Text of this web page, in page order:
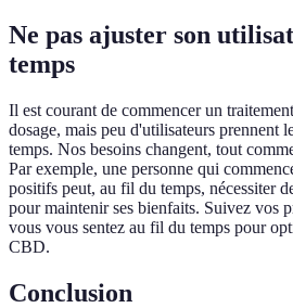
Ne pas ajuster son
temps
Il est courant de commencer un
dosage, mais peu d'utilisateurs prennent
temps. Nos besoins changent, tout
Par exemple, une personne qui
positifs peut, au fil du temps, nécessiter
pour maintenir ses bienfaits. Suivez vos
vous vous sentez au fil du temps pour
CBD.
Conclusion